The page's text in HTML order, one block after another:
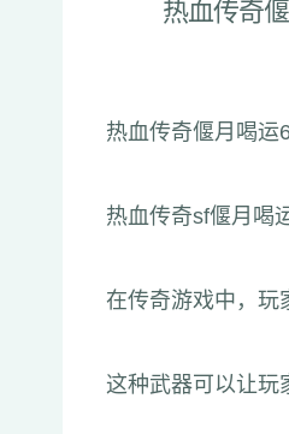
热血传奇
热血传奇偃月喝运
热血传奇sf偃月喝
在传奇游戏中，玩
这种武器可以让玩